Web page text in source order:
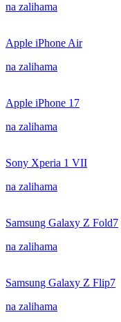
na zalihama
Apple iPhone Air
na zalihama
Apple iPhone 17
na zalihama
Sony Xperia 1 VII
na zalihama
Samsung Galaxy Z Fold7
na zalihama
Samsung Galaxy Z Flip7
na zalihama